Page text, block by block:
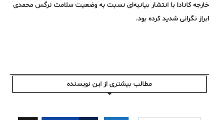
خارجه کانادا با انتشار بیانیه‌ای نسبت به وضعیت سلامت نرگس محمدی
ابراز نگرانی شدید کرده بود.
مطالب بیشتری از این نویسندە